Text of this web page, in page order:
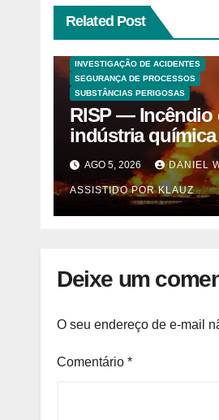
Related Post
EXPLOSÕES
INVESTIGAÇÃO DE ACIDENTES
SEGURANÇA DE PROCESSOS
SUBSTÂNCIAS PERIGOSAS
RISP — Incêndio
indústria química
solventes em
Itaquaquecetuba/
(UNIQUIMA/
AGO 5, 2026 DANIEL
ASSISTIDO POR KLAUZ
Deixe um
O seu endereço de e-mail
Comentário *